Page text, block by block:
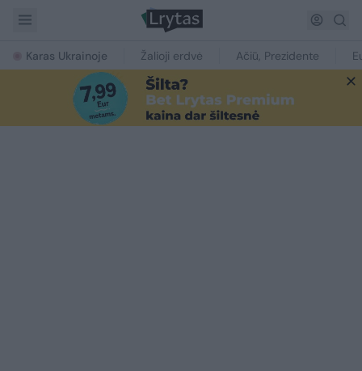
Karas Ukrainoje Žalioji erdvė Ačiū, Prezidente